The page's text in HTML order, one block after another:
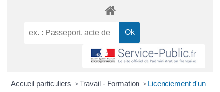
Accueil particuliers > Travail - Formation > Licenciement d'un